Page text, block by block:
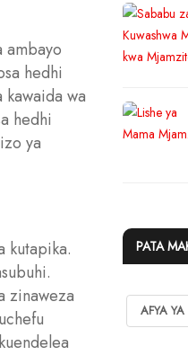
ambayo
hedhi
kawaida wa
hedhi
ya
kutapika.
zinaweza
PATA
AFYA